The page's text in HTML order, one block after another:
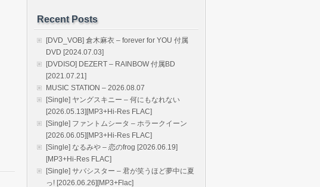
Recent Posts
[DVD_VOB] 倉木麻衣 – forever for YOU 付属
DVD [2024.07.03]
[DVDISO] DEZERT – RAINBOW 付属BD
[2021.07.21]
MUSIC STATION – 2026.08.07
[Single] ヤングスキニー – 何にもなれない
[2026.05.13][MP3+Hi-Res FLAC]
[Single] ファントムシータ – ホラークイーン
[2026.06.05][MP3+Hi-Res FLAC]
[Single] なるみや – 恋のfrog [2026.06.19]
[MP3+Hi-Res FLAC]
[Single] サバシスター – 君が笑うほど夢中に夏
っ! [2026.06.26][MP3+Flac]